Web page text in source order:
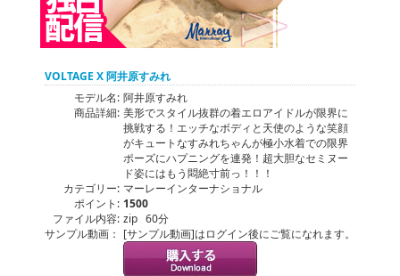
VOLTAGE X 阿井原すみれ
モデル名: 阿井原すみれ
商品詳細: 美形でスタイル抜群の着エロアイドルが限界に
挑戦する！エッチなボディと天使のような笑顔
がキュートなすみれちゃんが極小水着での限界
ポーズにハプニングを連発！超大胆なセミヌー
ド姿にはもう悶絶寸前っ！！！
カテゴリー: マーレーインターナショナル
ポイント: 1500
ファイル内容: zip 60分
サンプル動画： [サンプル動画]はログイン後にご覧になれます。